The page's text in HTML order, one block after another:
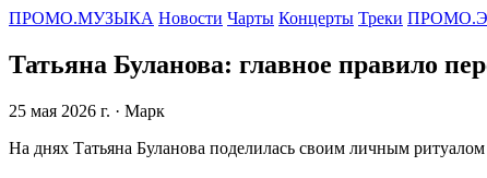
ПРОМО.МУЗЫКА Новости Чарты Концерты Треки
Татьяна Буланова: главное правило
25 мая 2026 г. · Марк
На днях Татьяна Буланова поделилась своим личным